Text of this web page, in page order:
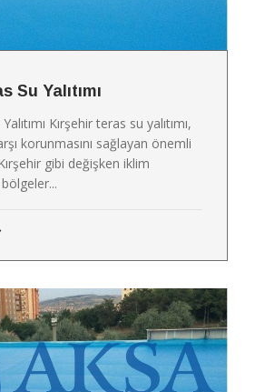
Su Yalıtımı
Kırşehir teras su yalıtımı,
korunmasını sağlayan önemli
gibi değişken iklim